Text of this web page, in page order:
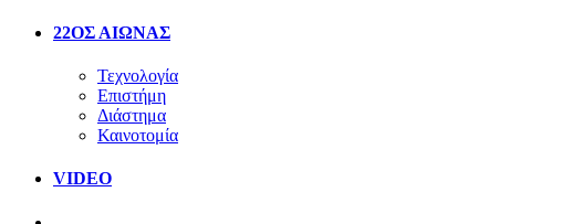
22ΟΣ ΑΙΩΝΑΣ
Τεχνολογία
Επιστήμη
Διάστημα
Καινοτομία
VIDEO